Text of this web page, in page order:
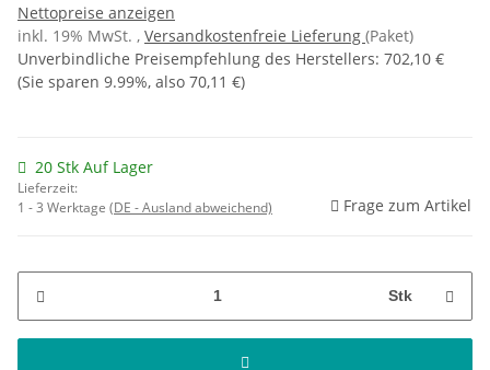
Nettopreise anzeigen
inkl. 19% MwSt. , Versandkostenfreie Lieferung (Paket)
Unverbindliche Preisempfehlung des Herstellers: 702,10 €
(Sie sparen 9.99%, also 70,11 €)
20 Stk Auf Lager
Lieferzeit:
1 - 3 Werktage (DE - Ausland abweichend) Frage zum Artikel
Stk